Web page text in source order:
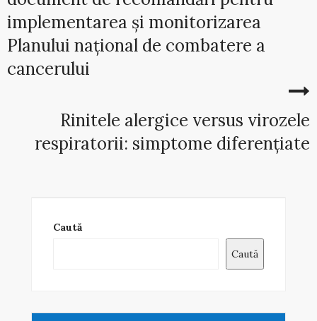
implementarea și monitorizarea
Planului național de combatere a
cancerului
Rinitele alergice versus virozele
respiratorii: simptome diferențiate
Caută
Caută